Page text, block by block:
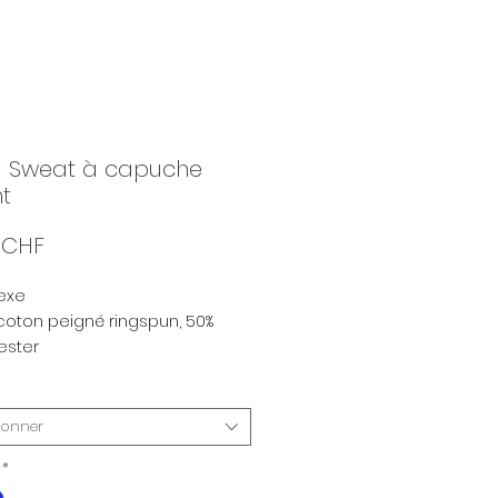
Sweat à capuche
Prix
peigné ringspun, 50%
intensifs
m2
*